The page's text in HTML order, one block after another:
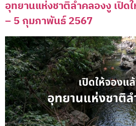
อุทยานแห่งชาติลำคลองงู เปิด
– 5 กุมภาพันธ์ 2567